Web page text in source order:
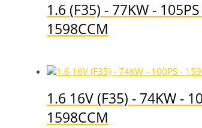
1.6 (F35) - 77KW -
1598CCM
1.6 16V (F35) - 74KW -
1598CCM